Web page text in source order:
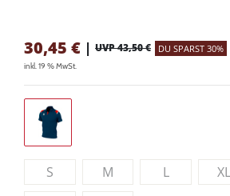
30,45 € | UVP 43,50 € DU SPARST 30%
inkl. 19 % MwSt.
S M L XL